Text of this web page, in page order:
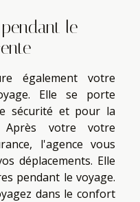
le
également votre
Elle se porte
sécurité et pour la
votre votre
l'agence vous
déplacements. Elle
pendant le voyage.
dans le confort